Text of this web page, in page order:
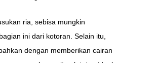
ria, sebisa mungkin
ini dari kotoran. Selain itu,
dengan memberikan cairan